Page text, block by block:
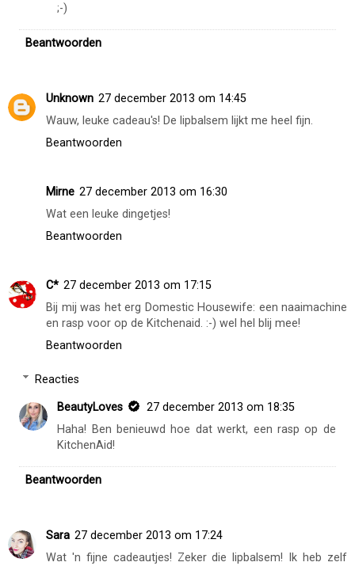
;-)
Beantwoorden
Unknown 27 december 2013 om 14:45
Wauw, leuke cadeau's! De lipbalsem lijkt me heel fijn.
Beantwoorden
Mirne 27 december 2013 om 16:30
Wat een leuke dingetjes!
Beantwoorden
C* 27 december 2013 om 17:15
Bij mij was het erg Domestic Housewife: een naaimachine
en rasp voor op de Kitchenaid. :-) wel hel blij mee!
Beantwoorden
Reacties
BeautyLoves
27 december 2013 om 18:35
Haha! Ben benieuwd hoe dat werkt, een rasp op de
KitchenAid!
Beantwoorden
Sara 27 december 2013 om 17:24
Wat 'n fijne cadeautjes! Zeker die lipbalsem! Ik heb zelf